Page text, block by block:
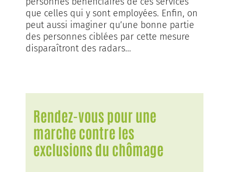
que celles qui y sont employées. Enfin, on
peut aussi imaginer qu’une bonne partie
des personnes ciblées par cette mesure
disparaîtront des radars…
Rendez-vous pour une
marche contre les
exclusions du chômage